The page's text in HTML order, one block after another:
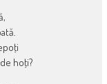
hoţi?